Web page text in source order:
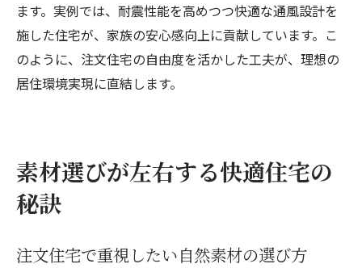
ます。実例では、耐震性能を高めつつ快適な通風設計を
施した住宅が、家族の安心感向上に貢献しています。こ
のように、注文住宅の自由度を活かした工夫が、理想の
居住環境実現に直結します。
素材選びが左右する快適住宅の
秘訣
注文住宅で重視したい自然素材の選び方